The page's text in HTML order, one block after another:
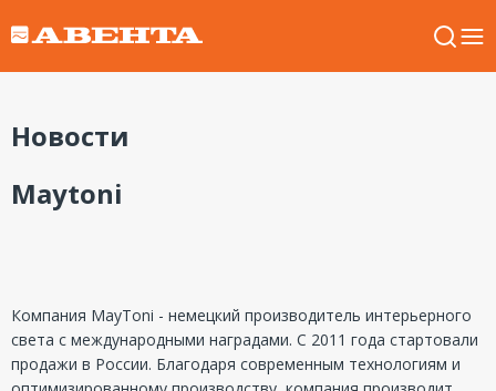
Новости
Maytoni
Компания MayToni - немецкий производитель интерьерного
света с международными наградами. С 2011 года стартовали
продажи в России. Благодаря современным технологиям и